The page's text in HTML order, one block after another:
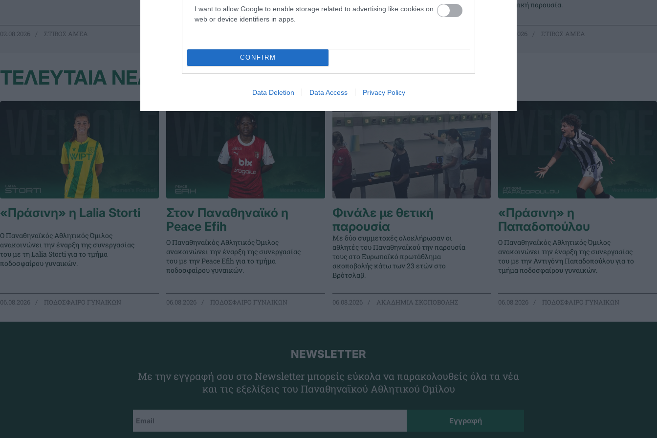
I want to allow Google to enable storage related to advertising like cookies on
web or device identifiers in apps.
CONFIRM
Data Deletion Data Access Privacy Policy
02.08.2026 ΣΤΙΒΟΣ ΑΜΕΑ
πανελληνίων ρεκόρ.
δυναμική παρουσία.
15.02.2026 ΣΤΙΒΟΣ ΑΜΕΑ
ΤΕΛΕΥΤΑΙΑ ΝΕΑ
«Πράσινη» η Lalia Storti
Ο Παναθηναϊκός Αθλητικός Όμιλος
ανακοινώνει την έναρξη της συνεργασίας
του με τη Lalia Storti για το τμήμα
ποδοσφαίρου γυναικών.
06.08.2026 ΠΟΔΟΣΦΑΙΡΟ ΓΥΝΑΙΚΩΝ
Στον Παναθηναϊκό η
Peace Efih
Ο Παναθηναϊκός Αθλητικός Όμιλος
ανακοινώνει την έναρξη της συνεργασίας
του με την Peace Efih για το τμήμα
ποδοσφαίρου γυναικών.
06.08.2026 ΠΟΔΟΣΦΑΙΡΟ ΓΥΝΑΙΚΩΝ
Φινάλε με θετική
παρουσία
Με δύο συμμετοχές ολοκλήρωσαν οι
αθλητές του Παναθηναϊκού την παρουσία
τους στο Ευρωπαϊκό πρωτάθλημα
σκοποβολής κάτω των 23 ετών στο
Βρότσλαβ.
06.08.2026 ΑΚΑΔΗΜΙΑ ΣΚΟΠΟΒΟΛΗΣ
«Πράσινη» η
Παπαδοπούλου
Ο Παναθηναϊκός Αθλητικός Όμιλος
ανακοινώνει την έναρξη της συνεργασίας
του με την Αντιγόνη Παπαδοπούλου για το
τμήμα ποδοσφαίρου γυναικών.
06.08.2026 ΠΟΔΟΣΦΑΙΡΟ ΓΥΝΑΙΚΩΝ
NEWSLETTER
Με την εγγραφή σου στο Newsletter μπορείς εύκολα να παρακολουθείς όλα τα νέα
και τις εξελίξεις του Παναθηναϊκού Αθλητικού Ομίλου